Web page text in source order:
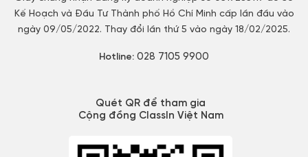
Kế Hoạch và Đầu Tư Thành phố Hồ Chí Minh cấp lần đầu vào
ngày 09/05/2022. Thay đổi lần thứ 5 vào ngày 18/02/2025.
Hotline: 028 7105 9900
Quét QR để tham gia
Cộng đồng ClassIn Việt Nam